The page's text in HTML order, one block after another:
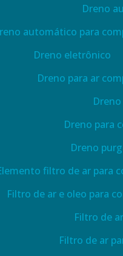
Dreno
automático para
Dreno eletrônico
Dreno para ar
Dreno para
Dreno
filtro de ar para
Filtro de ar e oleo para
Filtro de
Filtro de ar